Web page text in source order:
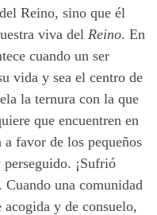
Reino, sino que él
viva del Reino. En
cuando un ser
vida y sea el centro de
la ternura con la que
que encuentren en
favor de los pequeños
¡Sufrió
una comunidad
y de consuelo,